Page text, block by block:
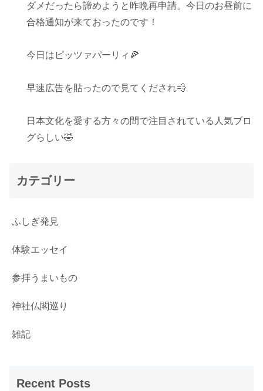
ダメだったら諦めようと昨晩再申請。今日のお昼前に
合格通知が来ておったのです！
今日はピッツァパーリィ🍕
早速広告を貼ったので見てくだされ💨
日本文化を愛する方々の間で注目されている人気ブロ
グらしい🤣
カテゴリー
ふしぎ発見
体験エッセイ
参拝うまいもの
神社仏閣巡り
雑記
Recent Posts